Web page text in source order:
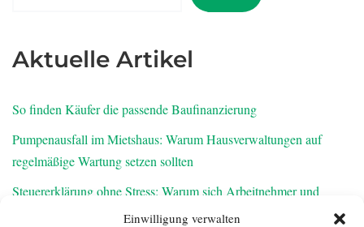
Einwilligung verwalten
Aktuelle Artikel
So finden Käufer die passende Baufinanzierung
Pumpenausfall im Mietshaus: Warum Hausverwaltungen auf
regelmäßige Wartung setzen sollten
Steuererklärung ohne Stress: Warum sich Arbeitnehmer und
Rentner den Feierabend zurückholen sollten